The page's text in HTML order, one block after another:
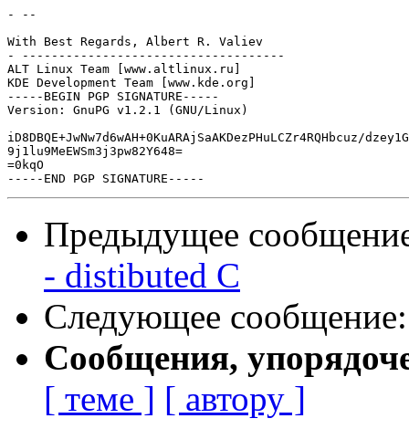
- --
With Best Regards, Albert R. Valiev
- ------------------------------------
ALT Linux Team [www.altlinux.ru]
KDE Development Team [www.kde.org]
-----BEGIN PGP SIGNATURE-----
Version: GnuPG v1.2.1 (GNU/Linux)
iD8DBQE+JwNw7d6wAH+0KuARAjSaAKDezPHuLCZr4RQHbcuz/
9j1lu9MeEWSm3j3pw82Y648=
=0kqO
Предыдущее
- distibuted C
Следующее
Сообщения,
[ теме ] [ автору ]